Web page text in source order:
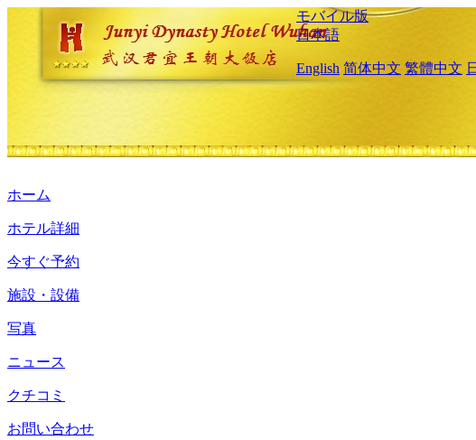
モバイル版
日本語
English 简体中文 繁體中文
ホーム
ホテル詳細
今すぐ予約
施設・設備
写真
ニュース
クチコミ
お問い合わせ